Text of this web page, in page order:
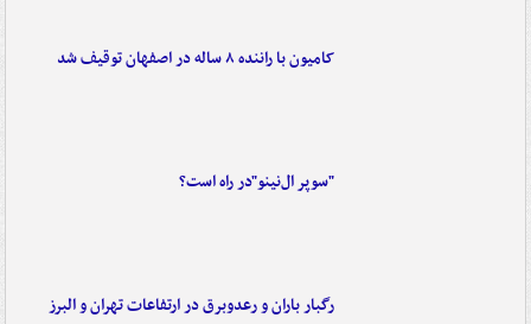
کامیون با راننده ۸ ساله در اصفهان توقیف شد
"سوپر ال‌نینو"در راه است؟
رگبار باران و رعدوبرق در ارتفاعات تهران و البرز